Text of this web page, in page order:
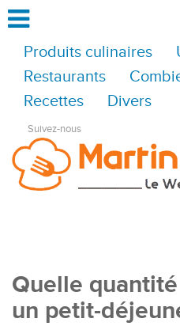
Produits culinaires
Restaurants
Recettes
Divers
Suivez-nous
Quelle
un petit-